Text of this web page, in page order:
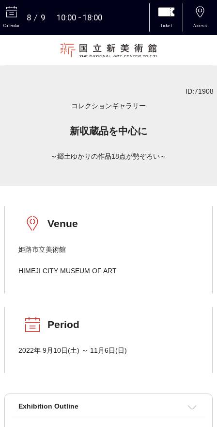
Calendar
8 9 10:00 18:00
Ticket Access
ID:71908
コレクションギャラリー
新収蔵品を中心に
～郷土ゆかりの作品18点が勢ぞろい～
Venue
姫路市立美術館
HIMEJI CITY MUSEUM OF ART
Period
2022年 9月10日(土) ～ 11月6日(日)
Exhibition Outline